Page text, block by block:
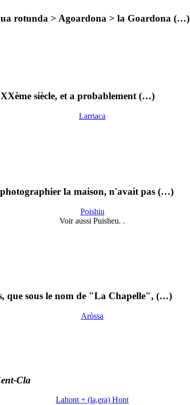
rotunda > Agoardona > la Goardona (…)
siècle, et a probablement (…)
Larriaca
la maison, n'avait pas (…)
Poishiu
Voir aussi Puisheu. .
que sous le nom de "La Chapelle", (…)
Aròssa
Cla
Lahont + (la,era) Hont